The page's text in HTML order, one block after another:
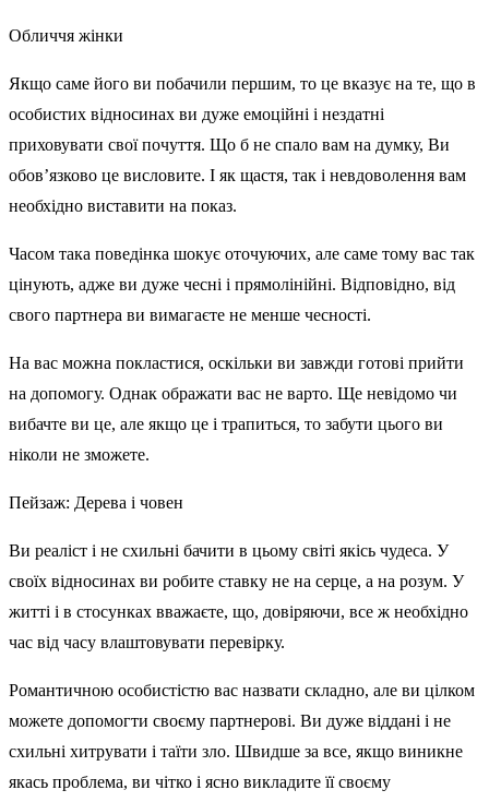
Обличчя жінки
Якщо саме його ви побачили першим, то це вказує на те, що в
особистих відносинах ви дуже емоційні і нездатні
приховувати свої почуття. Що б не спало вам на думку, Ви
обов’язково це висловите. І як щастя, так і невдоволення вам
необхідно виставити на показ.
Часом така поведінка шокує оточуючих, але саме тому вас так
цінують, адже ви дуже чесні і прямолінійні. Відповідно, від
свого партнера ви вимагаєте не менше чесності.
На вас можна покластися, оскільки ви завжди готові прийти
на допомогу. Однак ображати вас не варто. Ще невідомо чи
вибачте ви це, але якщо це і трапиться, то забути цього ви
ніколи не зможете.
Пейзаж: Дерева і човен
Ви реаліст і не схильні бачити в цьому світі якісь чудеса. У
своїх відносинах ви робите ставку не на серце, а на розум. У
житті і в стосунках вважаєте, що, довіряючи, все ж необхідно
час від часу влаштовувати перевірку.
Романтичною особистістю вас назвати складно, але ви цілком
можете допомогти своєму партнерові. Ви дуже віддані і не
схильні хитрувати і таїти зло. Швидше за все, якщо виникне
якась проблема, ви чітко і ясно викладите її своєму